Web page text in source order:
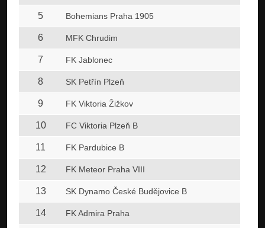
5 Bohemians Praha 1905
6 MFK Chrudim
7 FK Jablonec
8 SK Petřín Plzeň
9 FK Viktoria Žižkov
10 FC Viktoria Plzeň B
11 FK Pardubice B
12 FK Meteor Praha VIII
13 SK Dynamo České Budějovice B
14 FK Admira Praha